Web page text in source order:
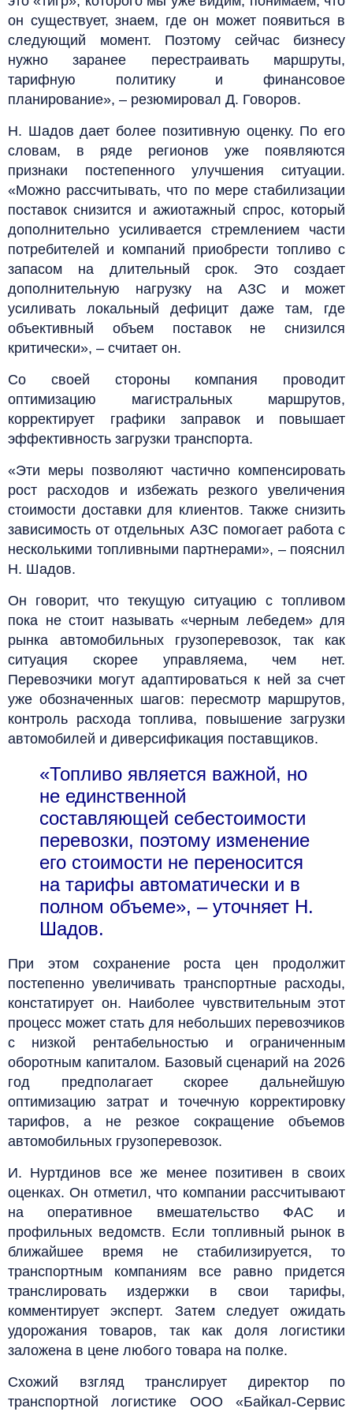
он существует, знаем, где он может появиться в
следующий момент. Поэтому сейчас бизнесу
нужно заранее перестраивать маршруты,
тарифную политику и финансовое
планирование», – резюмировал Д. Говоров.
Н. Шадов дает более позитивную оценку. По его
словам, в ряде регионов уже появляются
признаки постепенного улучшения ситуации.
«Можно рассчитывать, что по мере стабилизации
поставок снизится и ажиотажный спрос, который
дополнительно усиливается стремлением части
потребителей и компаний приобрести топливо с
запасом на длительный срок. Это создает
дополнительную нагрузку на АЗС и может
усиливать локальный дефицит даже там, где
объективный объем поставок не снизился
критически», – считает он.
Со своей стороны компания проводит
оптимизацию магистральных маршрутов,
корректирует графики заправок и повышает
эффективность загрузки транспорта.
«Эти меры позволяют частично компенсировать
рост расходов и избежать резкого увеличения
стоимости доставки для клиентов. Также снизить
зависимость от отдельных АЗС помогает работа с
несколькими топливными партнерами», – пояснил
Н. Шадов.
Он говорит, что текущую ситуацию с топливом
пока не стоит называть «черным лебедем» для
рынка автомобильных грузоперевозок, так как
ситуация скорее управляема, чем нет.
Перевозчики могут адаптироваться к ней за счет
уже обозначенных шагов: пересмотр маршрутов,
контроль расхода топлива, повышение загрузки
автомобилей и диверсификация поставщиков.
«Топливо является важной, но
не единственной
составляющей себестоимости
перевозки, поэтому изменение
его стоимости не переносится
на тарифы автоматически и в
полном объеме», – уточняет Н.
Шадов.
При этом сохранение роста цен продолжит
постепенно увеличивать транспортные расходы,
констатирует он. Наиболее чувствительным этот
процесс может стать для небольших перевозчиков
с низкой рентабельностью и ограниченным
оборотным капиталом. Базовый сценарий на 2026
год предполагает скорее дальнейшую
оптимизацию затрат и точечную корректировку
тарифов, а не резкое сокращение объемов
автомобильных грузоперевозок.
И. Нуртдинов все же менее позитивен в своих
оценках. Он отметил, что компании рассчитывают
на оперативное вмешательство ФАС и
профильных ведомств. Если топливный рынок в
ближайшее время не стабилизируется, то
транспортным компаниям все равно придется
транслировать издержки в свои тарифы,
комментирует эксперт. Затем следует ожидать
удорожания товаров, так как доля логистики
заложена в цене любого товара на полке.
Схожий взгляд транслирует директор по
транспортной логистике ООО «Байкал-Сервис